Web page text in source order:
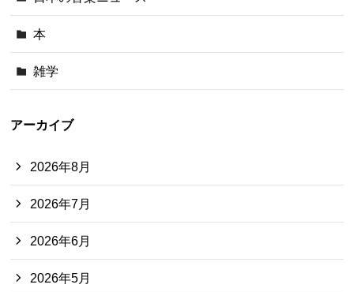
本
雑学
アーカイブ
2026年8月
2026年7月
2026年6月
2026年5月